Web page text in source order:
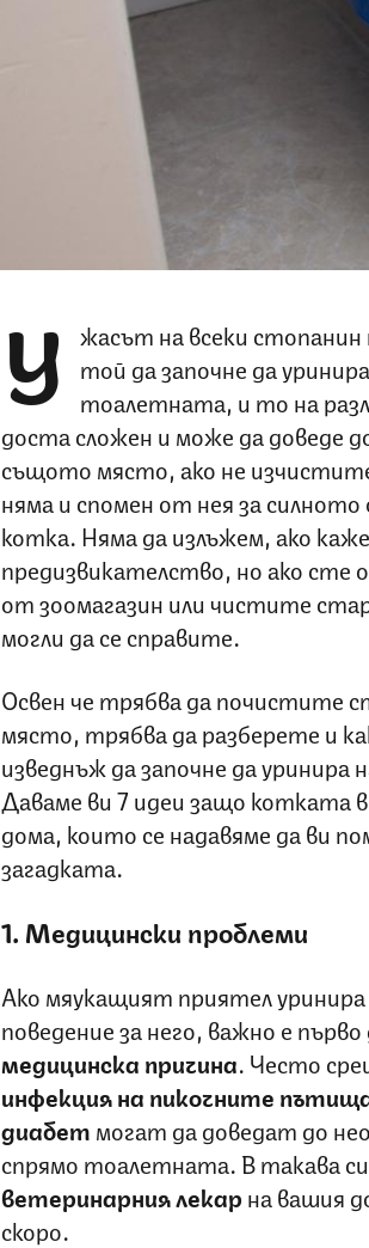
У
жасът на всеки
той да започне да
тоалетната, и то на
доста сложен и може да доведе
същото място, ако не
няма и спомен от нея за
котка. Няма да излъжем, ако
предизвикателство, но ако сте
от зоомагазин или чистите
могли да се справите.
Освен че трябва да почистите
място, трябва да разберете и
изведнъж да започне да уринира
Даваме ви 7 идеи защо котката
дома, които се надавяме да ви
загадката.
1. Медицински проблеми
Ако мяукащият приятел
поведение за него, важно е първо
медицинска причина. Често
инфекция на пикочните
диабет могат да доведат до
спрямо тоалетната. В такава
ветеринарния лекар на вашия
скоро.